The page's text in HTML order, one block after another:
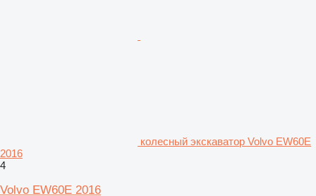
колесный экскаватор Volvo EW60E
2016
4
Volvo EW60E 2016